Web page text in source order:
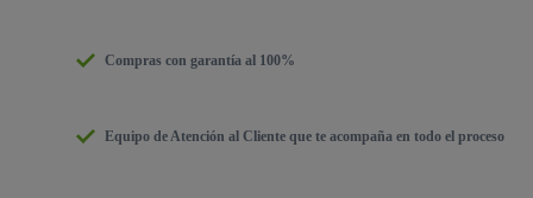
Compras con garantía al 100%
Equipo de Atención al Cliente que te acompaña en todo el proceso